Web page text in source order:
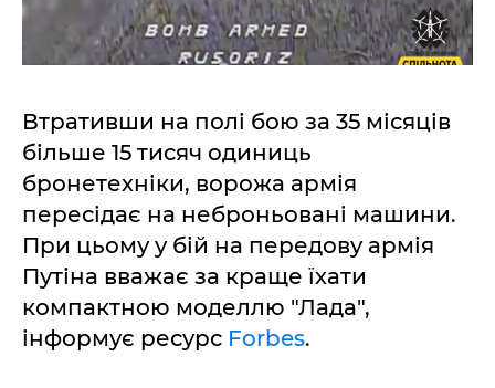
Втративши на полі бою за 35 місяців
більше 15 тисяч одиниць
бронетехніки, ворожа армія
пересідає на неброньовані машини.
При цьому у бій на передову армія
Путіна вважає за краще їхати
компактною моделлю "Лада",
інформує ресурс Forbes.